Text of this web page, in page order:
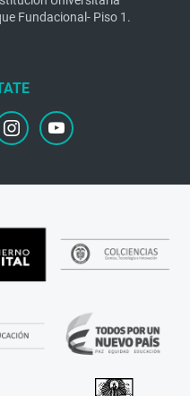
Fundacional- Piso 1.